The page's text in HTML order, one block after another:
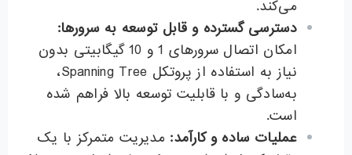
می‌کند.
دسترسی گسترده و قابل توسعه به سرورها:
امکان اتصال سرورهای 1 و 10 گیگابیتی بدون
نیاز به استفاده از پروتکل Spanning Tree،
به‌سادگی و با قابلیت توسعه بالا فراهم شده
است.
عملیات ساده و کارآمد: مدیریت متمرکز با یک